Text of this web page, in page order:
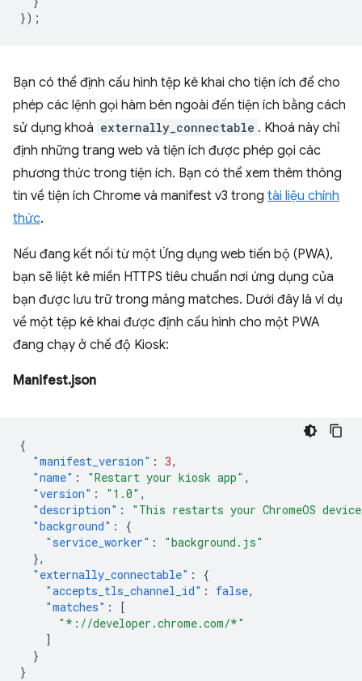
});
Bạn có thể định cấu hình tệp kê khai cho tiện ích để cho
phép các lệnh gọi hàm bên ngoài đến tiện ích bằng cách
sử dụng khoá externally_connectable⁠⁠ . Khoá này chỉ
định những trang web và tiện ích được phép gọi các
phương thức trong tiện ích. Bạn có thể xem thêm thông
tin về tiện ích Chrome và manifest v3 trong tài liệu chính
thức⁠⁠.
Nếu đang kết nối từ một Ứng dụng web tiến bộ (PWA),
bạn sẽ liệt kê miền HTTPS tiêu chuẩn nơi ứng dụng của
bạn được lưu trữ trong mảng matches. Dưới đây là ví dụ
về một tệp kê khai được định cấu hình cho một PWA
đang chạy ở chế độ Kiosk:
Manifest.json
{
"manifest_version" : 3,
"name" : "Restart your kiosk app" ,
"version" : "1.0" ,
"description" :
"This restarts your ChromeOS
"background" :
{
"service_worker" :
"background.js"
},
"externally_connectable" :
{
"accepts_tls_channel_id" : false,
"matches" :
[
"*://developer.chrome.com/*"
]
}
}